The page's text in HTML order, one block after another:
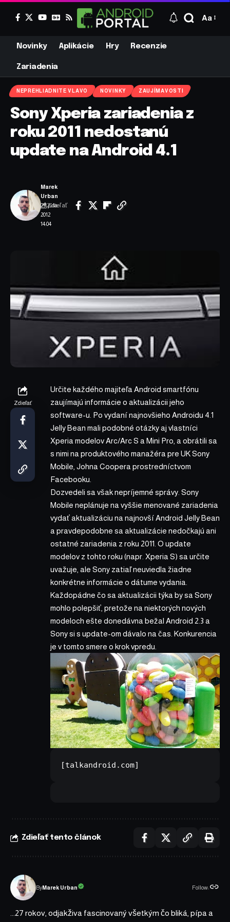
Aa
Novinky Aplikácie Hry Recenzie
Zariadenia
NEPREHLIADNITE VLAVO NOVINKY ZAUJÍMAVOSTI
Sony Xperia zariadenia z
roku 2011 nedostanú
update na Android 4.1
29. júla
2012
14:04
Marek
Urban
Zdieľať
Zdieľať
Určite každého majiteľa Android smartfónu
zaujímajú informácie o aktualizácii jeho
software-u. Po vydaní najnovšieho Androidu 4.1
Jelly Bean mali podobné otázky aj vlastníci
Xperia modelov Arc/Arc S a Mini Pro, a obrátili sa
s nimi na produktového manažéra pre UK Sony
Mobile, Johna Coopera prostredníctvom
Facebooku.
Dozvedeli sa však nepríjemné správy. Sony
Mobile neplánuje na vyššie menované zariadenia
vydať aktualizáciu na najnovší Android Jelly Bean
a pravdepodobne sa aktualizácie nedočkajú ani
ostatné zariadenia z roku 2011. O update
modelov z tohto roku (napr. Xperia S) sa určite
uvažuje, ale Sony zatiaľ neuviedla žiadne
konkrétne informácie o dátume vydania.
Každopádne čo sa aktualizácii týka by sa Sony
mohlo polepšiť, pretože na niektorých nových
modeloch ešte donedávna bežal Android 2.3 a
Sony si s update-om dávalo na čas. Konkurencia
je v tomto smere o krok vpredu.
[talkandroid.com]
Zdieľať tento článok
ByMarek Urban Follow:
...27 rokov, odjakživa fascinovaný všetkým čo bliká, pípa a